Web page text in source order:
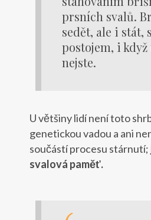
prsních svalů.
sedět, ale i stát,
postojem, i
nejste.
U většiny lidí není toto
genetickou vadou a ani
součástí procesu stárnutí;
svalová paměť.